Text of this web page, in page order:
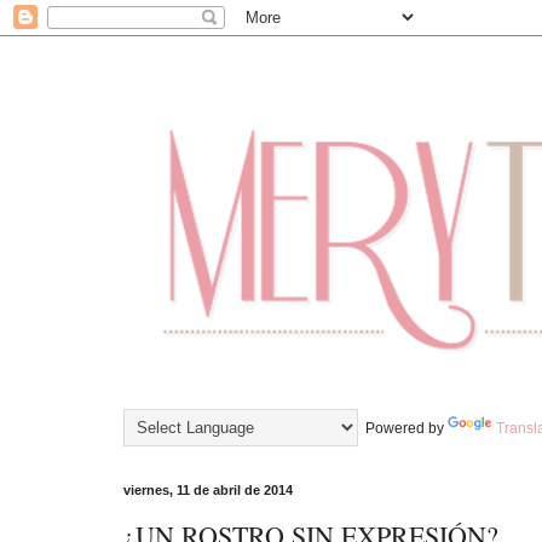
Powered by
viernes, 11 de abril de 2014
¿UN ROSTRO SIN EXPRESIÓN?